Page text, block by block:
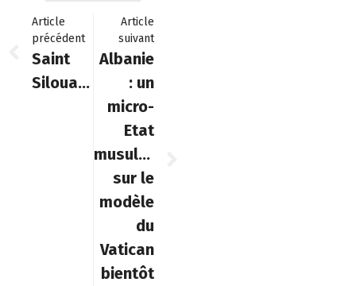
Article
précédent
Saint
Silouane
Article
suivant
Albanie
: un
micro-
Etat
musulman
sur le
modèle
du
Vatican
bientôt